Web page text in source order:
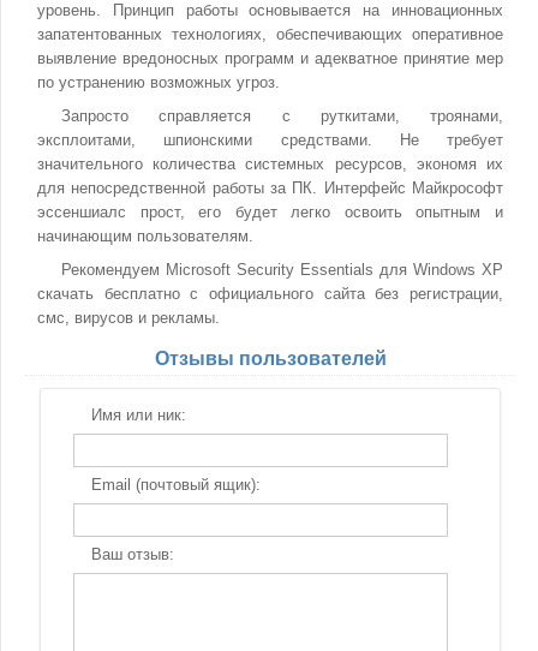
уровень. Принцип работы основывается на инновационных
запатентованных технологиях, обеспечивающих оперативное
выявление вредоносных программ и адекватное принятие мер
по устранению возможных угроз.
Запросто справляется с руткитами, троянами,
эксплоитами, шпионскими средствами. Не требует
значительного количества системных ресурсов, экономя их
для непосредственной работы за ПК. Интерфейс Майкрософт
эссеншиалс прост, его будет легко освоить опытным и
начинающим пользователям.
Рекомендуем Microsoft Security Essentials для Windows XP
скачать бесплатно с официального сайта без регистрации,
смс, вирусов и рекламы.
Отзывы пользователей
Имя или ник:
Email (почтовый ящик):
Ваш отзыв: